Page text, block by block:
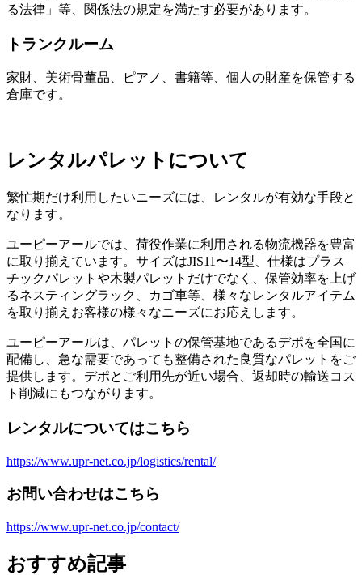
る法律」等、関係法の規定を満たす必要があります。
トランクルーム
家財、美術骨董品、ピアノ、書籍等、個人の財産を保管する
倉庫です。
レンタルパレットについて
繁忙期だけ利用したいニーズには、レンタルが有効な手段と
なります。
ユーピーアールでは、荷役作業に利用される物流機器を豊富
に取り揃えています。サイズはJIS11〜14型、仕様はプラス
チックパレットや木製パレットだけでなく、保管効率を上げ
るネスティングラック、カゴ車等、様々なレンタルアイテム
を取り揃えお客様の様々なニーズにお応えします。
ユーピーアールは、パレットの保管基地であるデポを全国に
配備し、急な需要であっても整備された良質なパレットをご
提供します。デポとご利用先が近い場合、返却時の輸送コス
ト削減にもつながります。
レンタルについてはこちら
https://www.upr-net.co.jp/logistics/rental/
お問い合わせはこちら
https://www.upr-net.co.jp/contact/
おすすめ記事